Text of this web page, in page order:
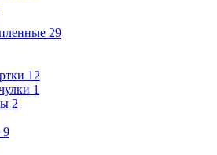
29
12
1
2
9